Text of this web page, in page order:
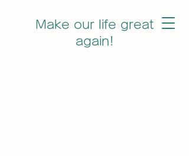
Make our life great
again!